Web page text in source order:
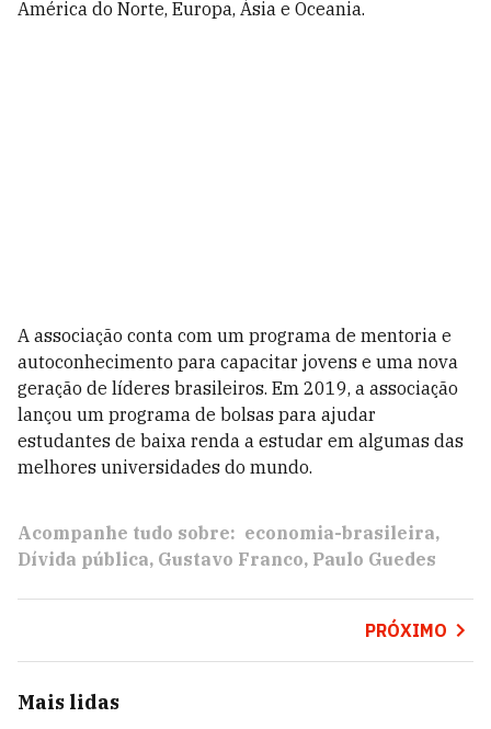
América do Norte, Europa, Ásia e Oceania.
A associação conta com um programa de mentoria e
autoconhecimento para capacitar jovens e uma nova
geração de líderes brasileiros. Em 2019, a associação
lançou um programa de bolsas para ajudar
estudantes de baixa renda a estudar em algumas das
melhores universidades do mundo.
Acompanhe tudo sobre: economia-brasileira
Dívida pública Gustavo Franco Paulo Guedes
PRÓXIMO
Mais lidas